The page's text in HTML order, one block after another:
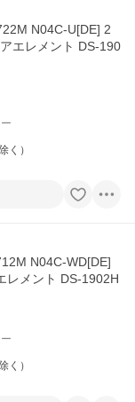
N04C-U[DE] 2
エレメント DS-190
く）
N04C-WD[DE]
レメント DS-1902H
く）